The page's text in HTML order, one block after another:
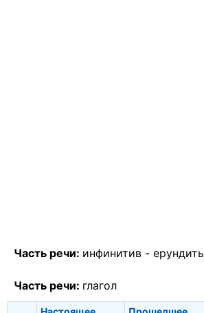
Часть речи: инфинитив - ерундить
Часть речи: глагол